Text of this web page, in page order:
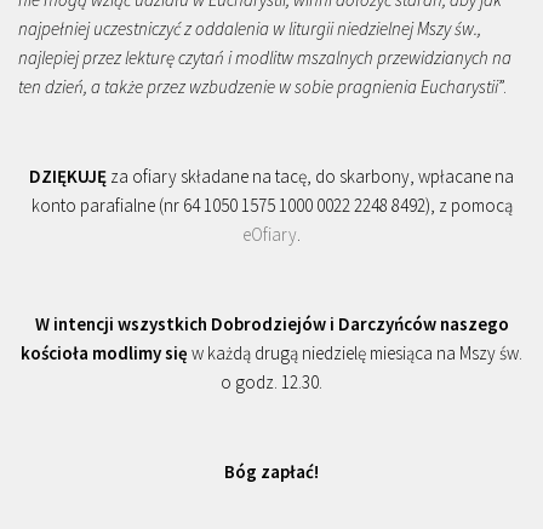
najpełniej uczestniczyć z oddalenia w liturgii niedzielnej Mszy św.,
najlepiej przez lekturę czytań i modlitw mszalnych przewidzianych na
ten dzień, a także przez wzbudzenie w sobie pragnienia Eucharystii”.
DZIĘKUJĘ za ofiary składane na tacę, do skarbony, wpłacane na
konto parafialne (nr 64 1050 1575 1000 0022 2248 8492), z pomocą
eOfiary.
W intencji wszystkich Dobrodziejów i Darczyńców naszego
kościoła modlimy się w każdą drugą niedzielę miesiąca na Mszy św.
o godz. 12.30.
Bóg zapłać!